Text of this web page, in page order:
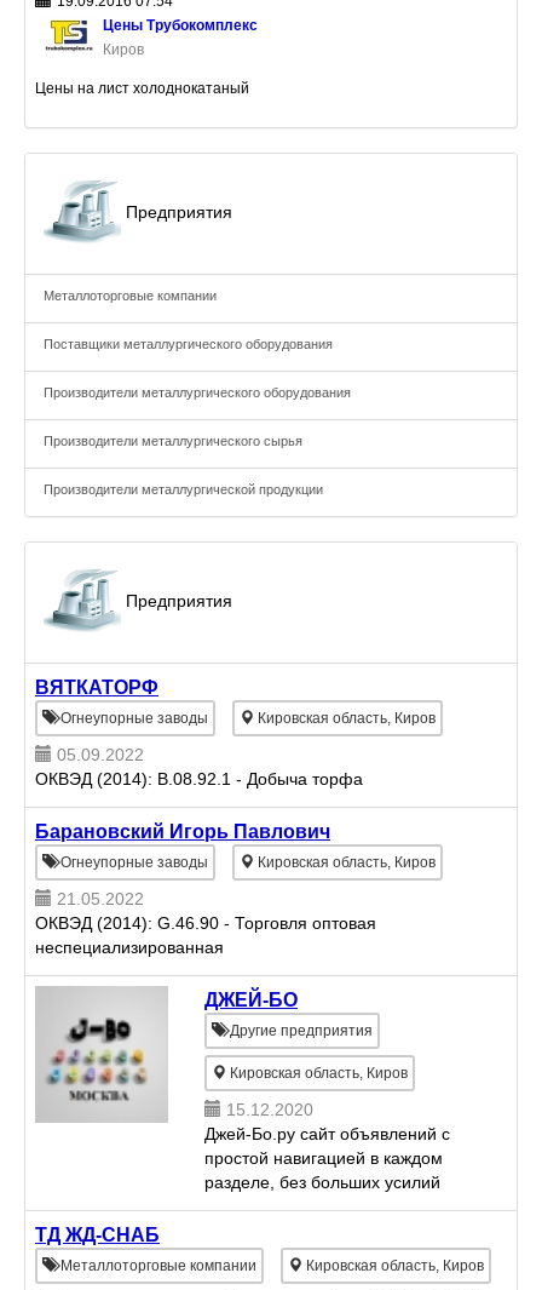
Цены Трубокомплекс
Киров
Цены на лист холоднокатаный
Предприятия
Металлоторговые компании
Поставщики металлургического оборудования
Производители металлургического оборудования
Производители металлургического сырья
Производители металлургической продукции
Предприятия
ВЯТКАТОРФ
Огнеупорные заводы Кировская область, Киров
05.09.2022
ОКВЭД (2014): B.08.92.1 - Добыча торфа
Барановский Игорь Павлович
Огнеупорные заводы Кировская область, Киров
21.05.2022
ОКВЭД (2014): G.46.90 - Торговля оптовая
неспециализированная
ДЖЕЙ-БО
Другие предприятия
Кировская область, Киров
15.12.2020
Джей-Бо.ру сайт объявлений с
простой навигацией в каждом
разделе, без больших усилий
возможно найти объявления под
объявлений содержит 12
категорий и большое количество
ТД ЖД-СНАБ
Металлоторговые компании Кировская область, Киров